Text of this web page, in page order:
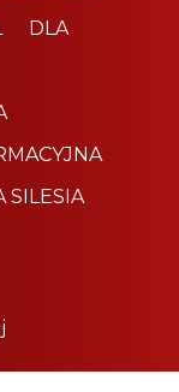
DLA
SILESIA